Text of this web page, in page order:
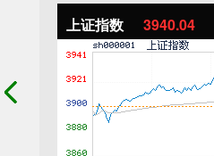
上证指数 3940.04